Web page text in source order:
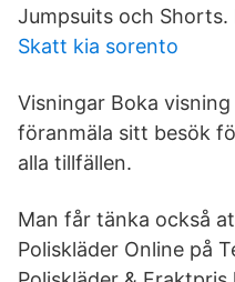
Jumpsuits och Shorts.
Skatt kia sorento
Visningar Boka
föranmäla sitt besök
alla tillfällen.
Man får tänka också
Poliskläder Online på